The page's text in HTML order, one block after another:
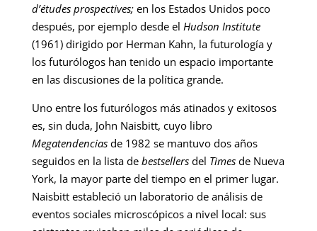
d’études prospectives; en los Estados Unidos poco
después, por ejemplo desde el Hudson Institute
(1961) dirigido por Herman Kahn, la futurología y
los futurólogos han tenido un espacio importante
en las discusiones de la política grande.
Uno entre los futurólogos más atinados y exitosos
es, sin duda, John Naisbitt, cuyo libro
Megatendenciasde 1982 se mantuvo dos años
seguidos en la lista de bestsellersdel Timesde Nueva
York, la mayor parte del tiempo en el primer lugar.
Naisbitt estableció un laboratorio de análisis de
eventos sociales microscópicos a nivel local: sus